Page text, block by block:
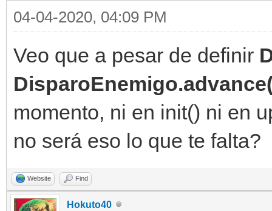
04-04-2020, 04:09 PM
Veo que a pesar de definir
momento, ni en init() ni en
no será eso lo que te falta?
Website Find
Hokuto40